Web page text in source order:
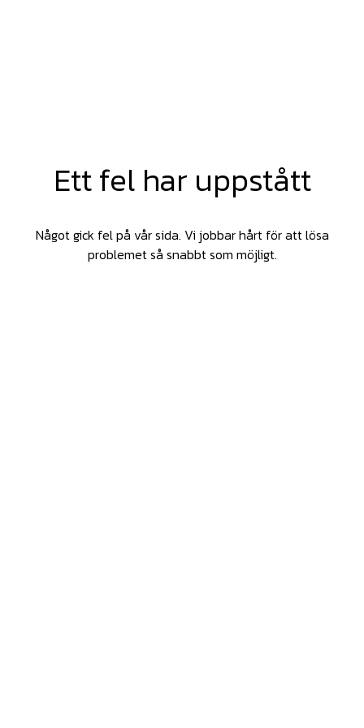
Ett fel har uppstått
Något gick fel på vår sida. Vi jobbar hårt för att lösa
problemet så snabbt som möjligt.